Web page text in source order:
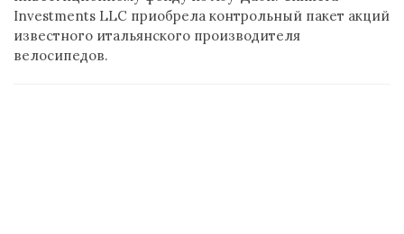
Investments LLC приобрела контрольный пакет акций
известного итальянского производителя
велосипедов.